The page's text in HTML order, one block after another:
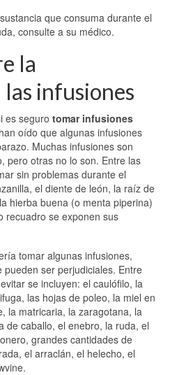
que consuma durante el
consulte a su médico.
la
infusiones
es seguro tomar infusiones
oído que algunas infusiones
Muchas infusiones son
pero otras no lo son. Entre las
sin problemas durante el
el diente de león, la raíz de
hierba buena (o menta piperina)
recuadro se exponen sus
tomar algunas infusiones,
ser perjudiciales. Entre
se incluyen: el caulófilo, la
las hojas de poleo, la miel en
la matricaria, la zaragotana, la
de caballo, el enebro, la ruda, el
grandes cantidades de
el arraclán, el helecho, el